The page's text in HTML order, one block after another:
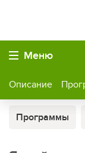
Меню
Программы
Описание